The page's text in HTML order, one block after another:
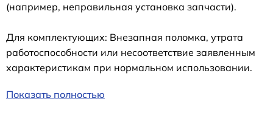
(например, неправильная установка запчасти).
Для комплектующих: Внезапная поломка, утрата
работоспособности или несоответствие заявленным
характеристикам при нормальном использовании.
Показать полностью